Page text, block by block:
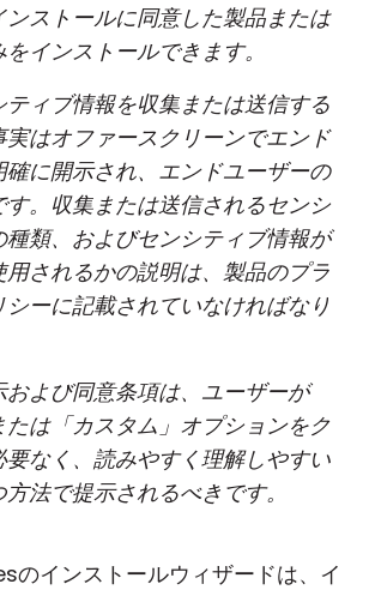
ンストールに同意した製品または
インストールできます。
ィブ情報を収集または送信する
はオファースクリーンでエンド
確に開示され、エンドユーザーの
す。収集または送信されるセンシ
種類、およびセンシティブ情報が
用されるかの説明は、製品のプラ
シーに記載されていなければなり
および同意条項は、ユーザーが
たは「カスタム」オプションをク
要なく、読みやすく理解しやすい
法で提示されるべきです。
インストールウィザードは、イ